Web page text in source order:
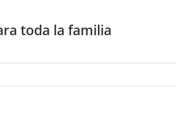
toda la familia